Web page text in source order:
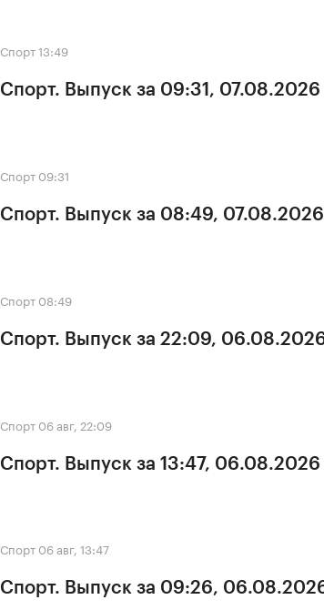
Спорт13:49
Спорт. Выпуск за 09:31, 07.08.2026
Спорт 09:31
Спорт. Выпуск за 08:49, 07.08.2026
Спорт 08:49
Спорт. Выпуск за 22:09,
Спорт 06 авг, 22:09
Спорт. Выпуск за 13:47, 06.08.2026
Спорт 06 авг, 13:47
Спорт. Выпуск за 09:26,